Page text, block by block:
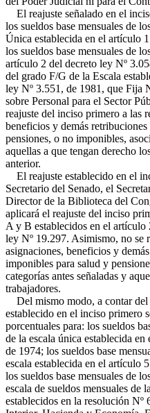
El reajuste señalado en el
los sueldos base mensuales de
Única establecida en el artículo
los sueldos base mensuales de
artículo 2 del decreto ley Nº
del grado F/G de la Escala
ley Nº 3.551, de 1981, que Fija
sobre Personal para el Sector
reajuste del inciso primero a las
beneficios y demás
pensiones, o no imponibles,
aquellas a que tengan derecho
anterior.
El reajuste establecido en el
Secretario del Senado, el
Director de la Biblioteca del
aplicará el reajuste del inciso
A y B establecidos en el artículo
ley Nº 19.297. Asimismo, no se
asignaciones, beneficios y
imponibles para salud y
categorías antes señaladas y
trabajadores.
Del mismo modo, a contar del
establecido en el inciso primero
porcentuales para: los sueldos
de la escala única establecida
de 1974; los sueldos base
escala establecida en el artículo
los sueldos base mensuales de
escala de sueldos mensuales
establecidos en la resolución